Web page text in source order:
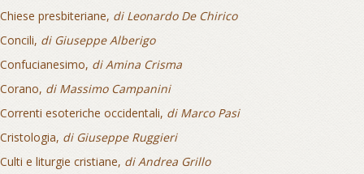
Chiese presbiteriane, di Leonardo De Chirico
Concili, di Giuseppe Alberigo
Confucianesimo, di Amina Crisma
Corano, di Massimo Campanini
Correnti esoteriche occidentali, di Marco Pasi
Cristologia, di Giuseppe Ruggieri
Culti e liturgie cristiane, di Andrea Grillo